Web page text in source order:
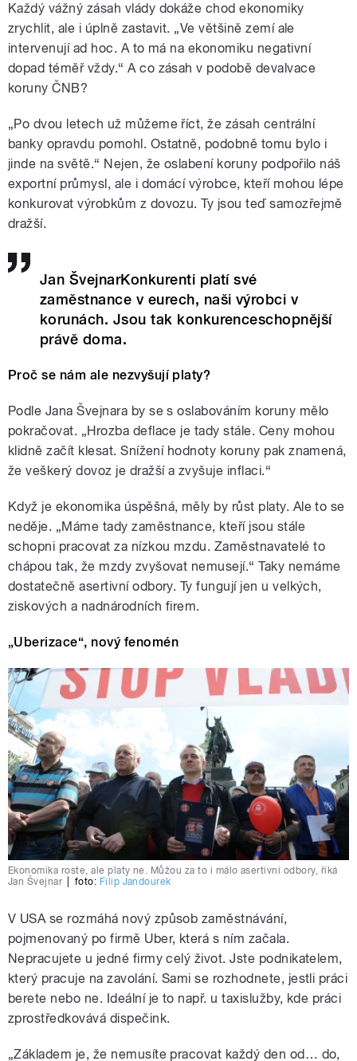
Každý vážný zásah vlády dokáže chod ekonomiky
zrychlit, ale i úplně zastavit. „Ve většině zemí ale
intervenují ad hoc. A to má na ekonomiku negativní
dopad téměř vždy.“ A co zásah v podobě devalvace
koruny ČNB?
„Po dvou letech už můžeme říct, že zásah centrální
banky opravdu pomohl. Ostatně, podobně tomu bylo i
jinde na světě.“ Nejen, že oslabení koruny podpořilo náš
exportní průmysl, ale i domácí výrobce, kteří mohou lépe
konkurovat výrobkům z dovozu. Ty jsou teď samozřejmě
dražší.
Jan ŠvejnarKonkurenti platí své
zaměstnance v eurech, naši výrobci v
korunách. Jsou tak konkurenceschopnější
právě doma.
Proč se nám ale nezvyšují platy?
Podle Jana Švejnara by se s oslabováním koruny mělo
pokračovat. „Hrozba deflace je tady stále. Ceny mohou
klidně začít klesat. Snížení hodnoty koruny pak znamená,
že veškerý dovoz je dražší a zvyšuje inflaci.“
Když je ekonomika úspěšná, měly by růst platy. Ale to se
neděje. „Máme tady zaměstnance, kteří jsou stále
schopni pracovat za nízkou mzdu. Zaměstnavatelé to
chápou tak, že mzdy zvyšovat nemusejí.“ Taky nemáme
dostatečně asertivní odbory. Ty fungují jen u velkých,
ziskových a nadnárodních firem.
„Uberizace“, nový fenomén
Ekonomika roste, ale platy ne. Můžou za to i málo asertivní odbory, říká
Jan Švejnar
foto: Filip Jandourek
V USA se rozmáhá nový způsob zaměstnávání,
pojmenovaný po firmě Uber, která s ním začala.
Nepracujete u jedné firmy celý život. Jste podnikatelem,
který pracuje na zavolání. Sami se rozhodnete, jestli práci
berete nebo ne. Ideální je to např. u taxislužby, kde práci
zprostředkovává dispečink.
„Základem je, že nemusíte pracovat každý den od… do,